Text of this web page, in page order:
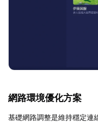
網路環境優化方案
基礎網路調整是維持穩定連